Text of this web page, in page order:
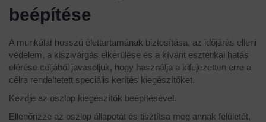
beépítése
A munkálat hosszú élettartamának biztosítása, az időjárás elleni
védelem, a kiszivárgás elkerülése és a kívánt esztétikai hatás
elérése céljából javasoljuk, hogy használja a kifejezetten erre a
célra rendeltetett speciális kerítés kiegészítőket.
Kezdje az oszlop kiegészítők beépítésével.
Ellenőrizze az oszlop állapotát és tisztítsa meg annak felületét,